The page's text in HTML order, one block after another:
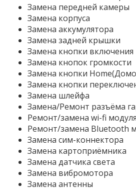
Замена передней камеры
Замена корпуса
Замена аккумулятора
Замена задней крышки
Замена кнопки включения
Замена кнопок громкости
Замена кнопки
Замена кнопки
Замена шлейфа
Замена/Ремонт разъёма
Ремонт/замена wi-fi модуля
Ремонт/замена Bluetooth
Замена сим-коннектора
Замена картоприёмника
Замена датчика света
Замена вибромотора
Замена антенны